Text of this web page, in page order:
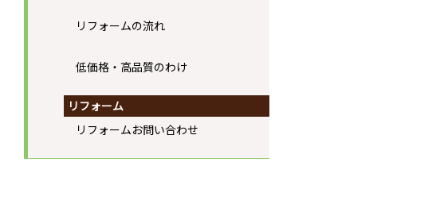
リフォームの流れ
低価格・高品質のわけ
リフォーム
リフォームお問い合わせ